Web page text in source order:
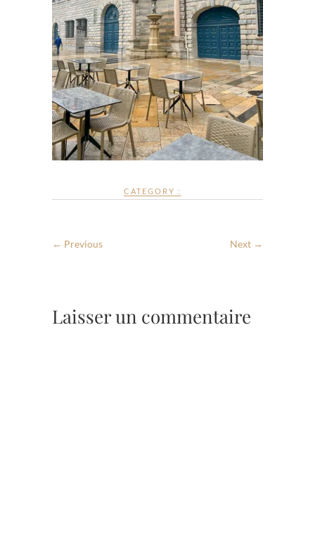
CATEGORY :
← Previous Next →
Laisser un commentaire